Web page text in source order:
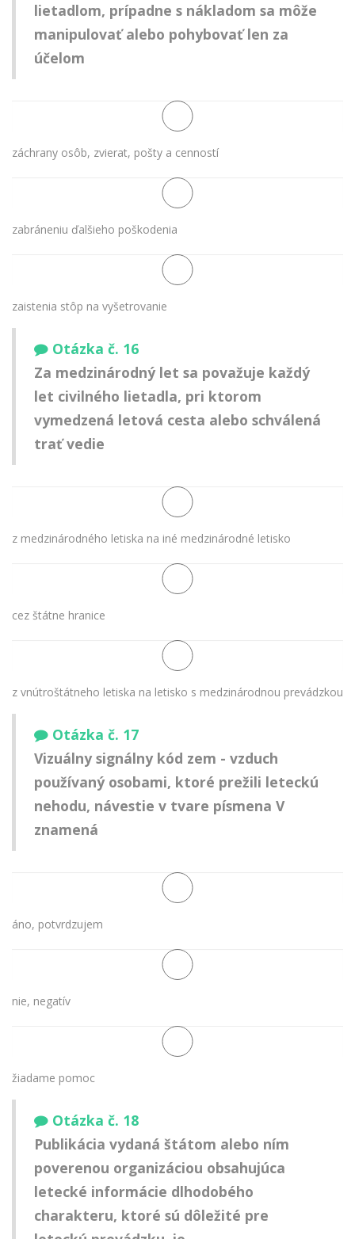
lietadlom, prípadne s nákladom sa môže
manipulovať alebo pohybovať len za
účelom
záchrany osôb, zvierat, pošty a cenností
zabráneniu ďalšieho poškodenia
zaistenia stôp na vyšetrovanie
Otázka č. 16
Za medzinárodný let sa považuje každý
let civilného lietadla, pri ktorom
vymedzená letová cesta alebo schválená
trať vedie
z medzinárodného letiska na iné medzinárodné letisko
cez štátne hranice
z vnútroštátneho letiska na letisko s medzinárodnou prevádzkou
Otázka č. 17
Vizuálny signálny kód zem - vzduch
používaný osobami, ktoré prežili leteckú
nehodu, návestie v tvare písmena V
znamená
áno, potvrdzujem
nie, negatív
žiadame pomoc
Otázka č. 18
Publikácia vydaná štátom alebo ním
poverenou organizáciou obsahujúca
letecké informácie dlhodobého
charakteru, ktoré sú dôležité pre